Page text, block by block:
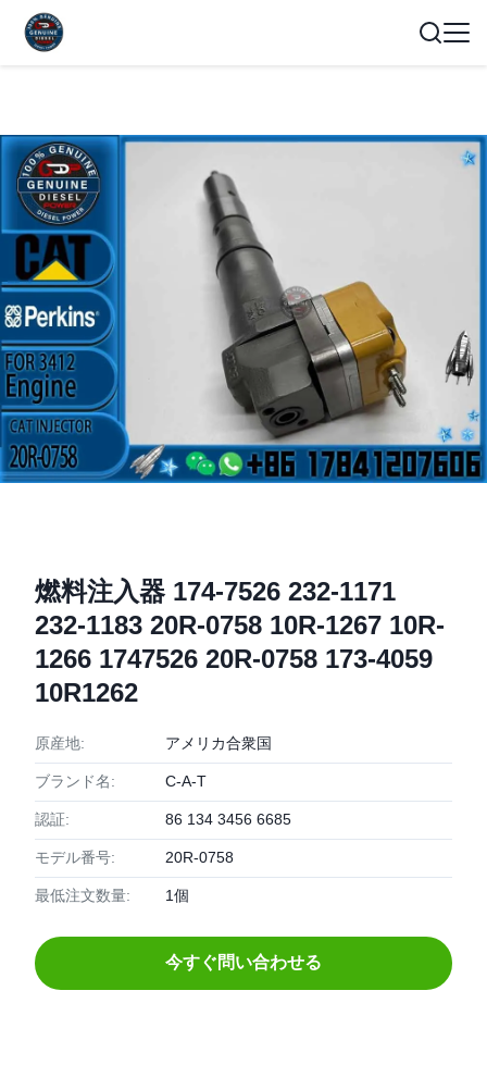
燃料注入器 174-7526 232-1171
232-1183 20R-0758 10R-1267 10R-
1266 1747526 20R-0758 173-4059
10R1262
原産地: アメリカ合衆国
ブランド名: C-A-T
認証: 86 134 3456 6685
モデル番号: 20R-0758
最低注文数量: 1個
今すぐ問い合わせる